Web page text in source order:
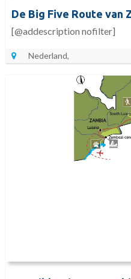
De Big Five Route van
[@addescription nofilter]
Nederland,